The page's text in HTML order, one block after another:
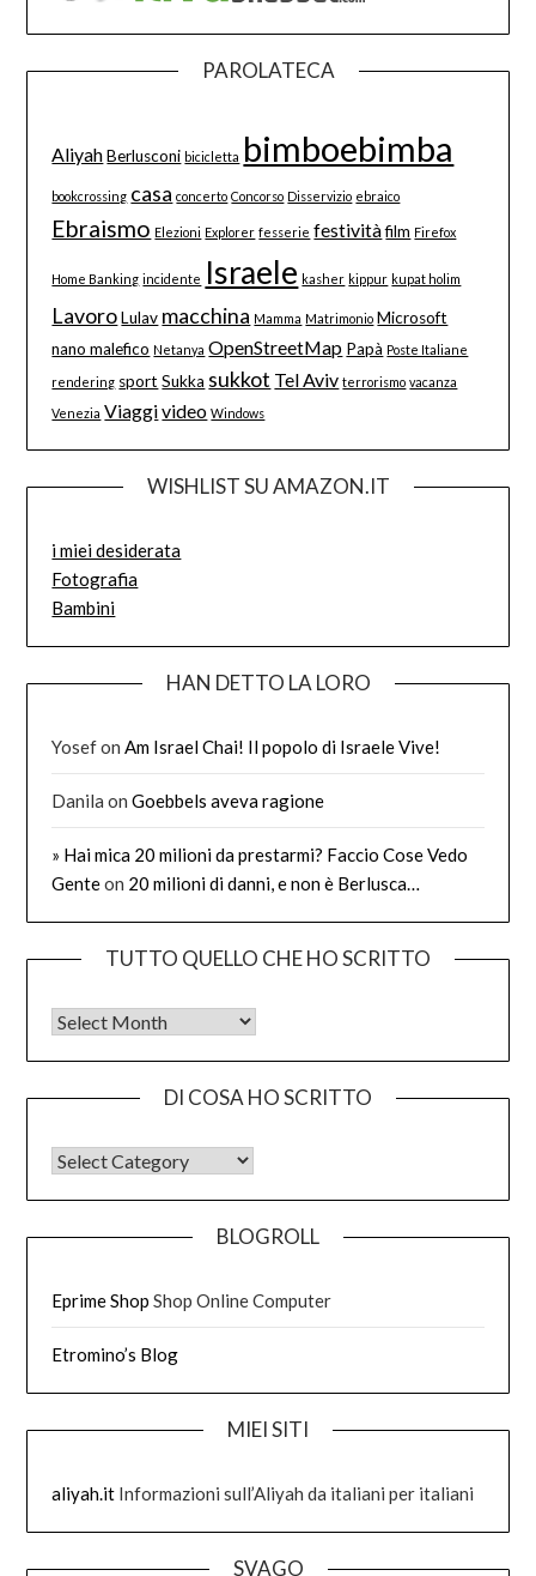
PAROLATECA
Aliyah Berlusconi bicicletta bimboebimba
bookcrossing casa concerto Concorso Disservizio ebraico
Ebraismo Elezioni Explorer fesserie festività film Firefox
Home Banking incidente Israele kasher kippur kupat holim
Lavoro Lulav macchina Mamma Matrimonio Microsoft
nano malefico Netanya OpenStreetMap Papà Poste Italiane
rendering sport Sukka sukkot Tel Aviv terrorismo vacanza
Venezia Viaggivideo Windows
WISHLIST SU AMAZON.IT
i miei desiderata
Fotografia
Bambini
HAN DETTO LA LORO
YosefonAm Israel Chai! Il popolo di Israele Vive!
Danila onGoebbels aveva ragione
» Hai mica 20 milioni da prestarmi? Faccio Cose Vedo
Genteon 20 milioni di danni, e non è Berlusca…
TUTTO QUELLO CHE HO SCRITTO
Tutto quello che ho scritto
DI COSA HO SCRITTO
DI COSA HO SCRITTO
BLOGROLL
Eprime Shop Shop Online Computer
Etromino’s Blog
MIEI SITI
aliyah.it Informazioni sull’Aliyah da italiani per italiani
SVAGO